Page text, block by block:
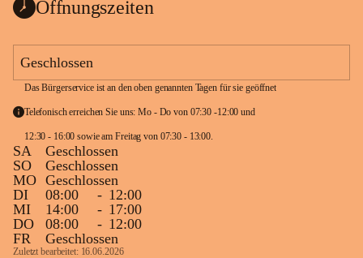
Öffnungszeiten
Geschlossen
Das Bürgerservice ist an den oben genannten Tagen für sie geöffnet
Telefonisch erreichen Sie uns: Mo - Do von 07:30 -12:00 und
SA
Geschlossen
SO
Geschlossen
MO Geschlossen
DI
08:00 - 12:00
MI
14:00 - 17:00
DO
08:00 - 12:00
FR
Geschlossen
Zuletzt bearbeitet: 16.06.2026